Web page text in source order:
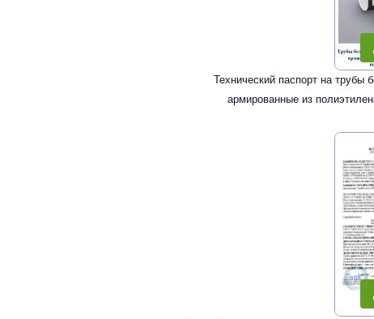
Технический паспорт на трубы
армированные из